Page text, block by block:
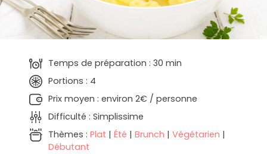
Temps de préparation : 30 min
Portions : 4
Prix moyen : environ 2€ / personne
Difficulté : Simplissime
Thèmes : Plat | Été | Brunch | Végétarien |
Débutant